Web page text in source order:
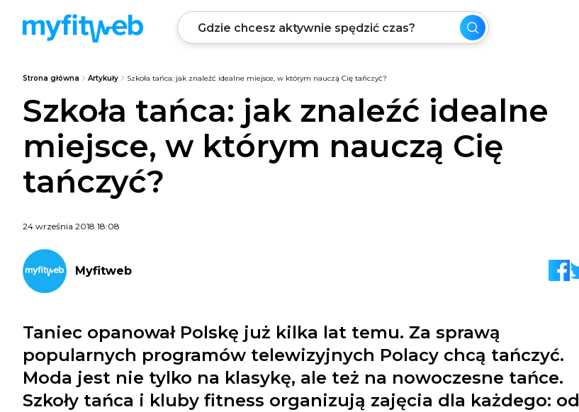
Strona główna Artykuły Szkoła tańca: jak znaleźć idealne miejsce, w którym nauczą Cię tańczyć?
Szkoła tańca: jak znaleźć idealne
miejsce, w którym nauczą Cię
tańczyć?
24 września 2018 18:08
Myfitweb
Taniec opanował Polskę już kilka lat temu. Za sprawą
popularnych programów telewizyjnych Polacy chcą tańczyć.
Moda jest nie tylko na klasykę, ale też na nowoczesne tańce.
Szkoły tańca i kluby fitness organizują zajęcia dla każdego: od